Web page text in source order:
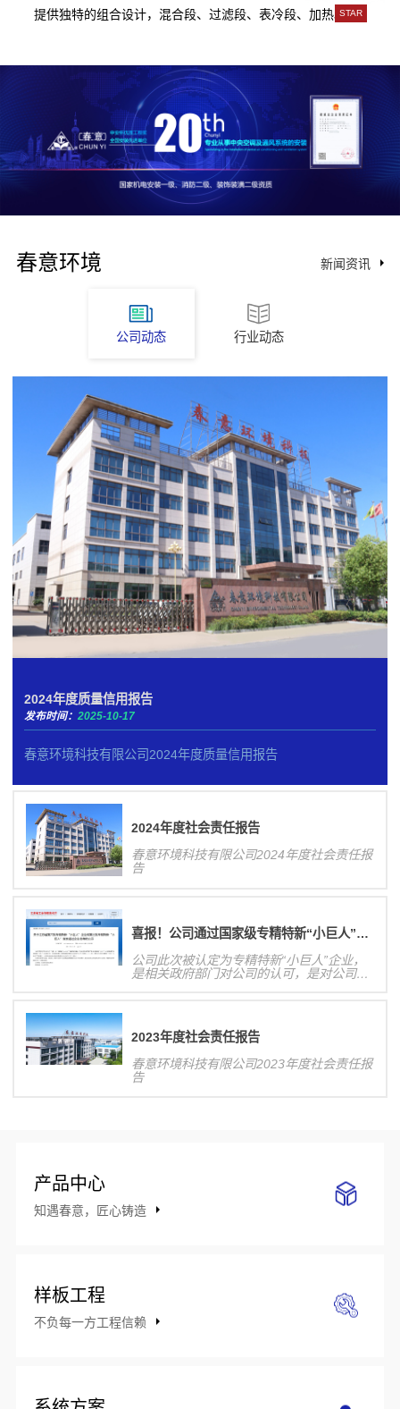
使用。
加湿段、消身段、风机段、喷淋段、热回收段、轮转出时段等功
合理的框架结构，产品坚固耐用，保温性能优良
春意环境 新闻资讯
公司动态 行业动态
2024年度质量信用报告
发布时间： 2025-10-17
春意环境科技有限公司2024年度质量信用报告
2024年度社会责任报告
春意环境科技有限公司2024年度社会责任报
告
喜报！公司通过国家级专精特新“小巨人”企业认定！
公司此次被认定为专精特新“小巨人”企业，
是相关政府部门对公司的认可，是对公司研
2023年度社会责任报告
春意环境科技有限公司2023年度社会责任报
告
产品中心
知遇春意，匠心铸造
样板工程
不负每一方工程信赖